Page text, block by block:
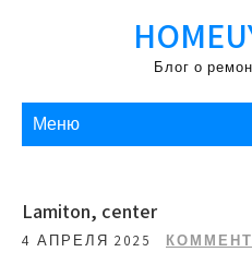
Блог о
Меню
Lamiton, center
4 АПРЕЛЯ 2025